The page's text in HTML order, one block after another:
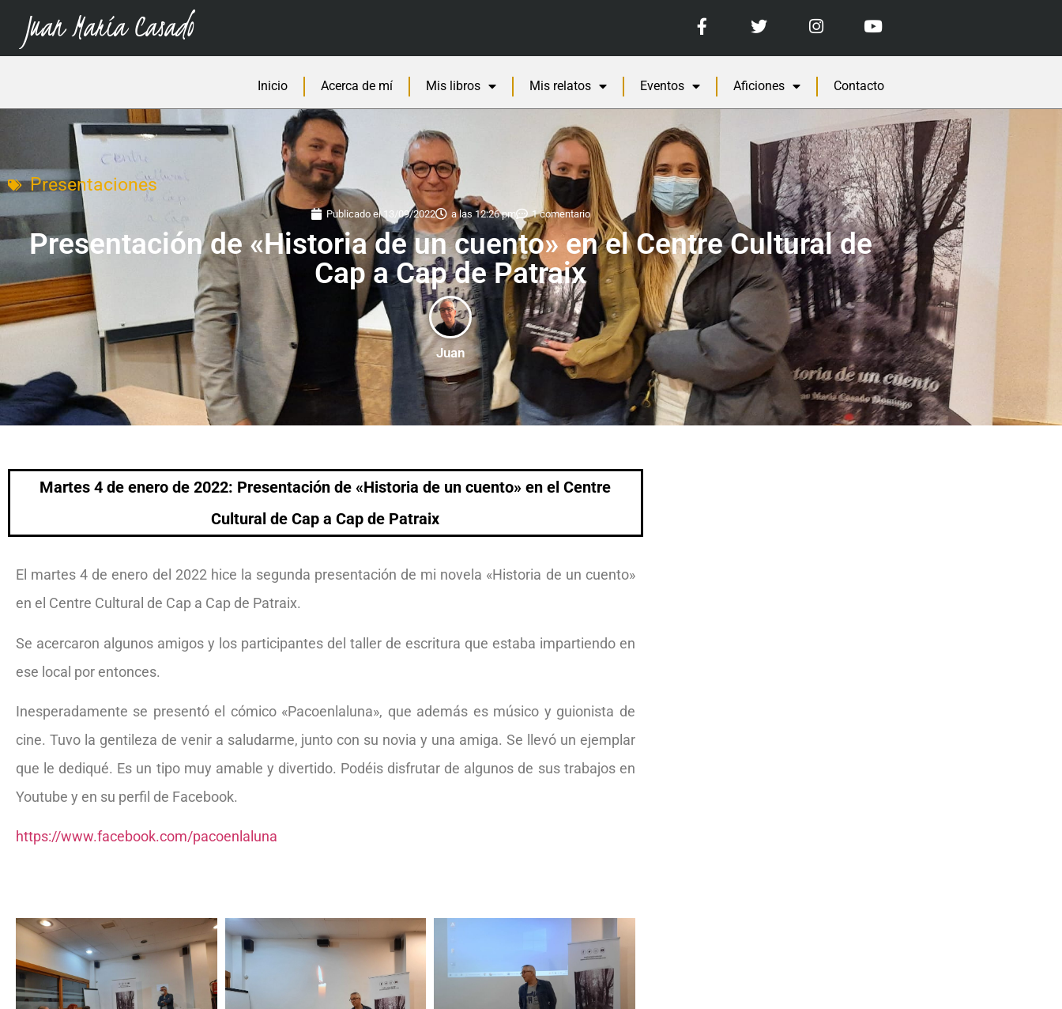
Juan María Casado
Inicio Acerca de mí Mis libros Mis relatos Eventos Aficiones Contacto
Presentaciones
Publicado el 13/09/2022 a las12:26 pm 1 comentario
Presentación de «Historia de un cuento» en el Centre Cultural de
Cap a Cap de Patraix
Juan
Martes 4 de enero de 2022: Presentación de «Historia de un cuento» en el Centre
Cultural de Cap a Cap de Patraix
El martes 4 de enero del 2022 hice la segunda presentación de mi novela «Historia de un cuento»
en el Centre Cultural de Cap a Cap de Patraix.
Se acercaron algunos amigos y los participantes del taller de escritura que estaba impartiendo en
ese local por entonces.
Inesperadamente se presentó el cómico «Pacoenlaluna», que además es músico y guionista de
cine. Tuvo la gentileza de venir a saludarme, junto con su novia y una amiga. Se llevó un ejemplar
que le dediqué. Es un tipo muy amable y divertido. Podéis disfrutar de algunos de sus trabajos en
Youtube y en su perfil de Facebook.
https://www.facebook.com/pacoenlaluna